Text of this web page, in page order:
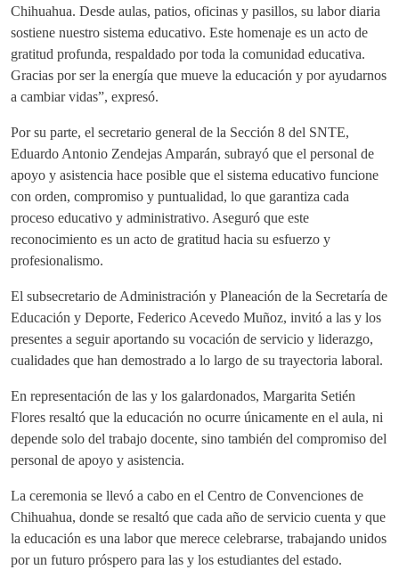
Chihuahua. Desde aulas, patios, oficinas y pasillos, su labor diaria
sostiene nuestro sistema educativo. Este homenaje es un acto de
gratitud profunda, respaldado por toda la comunidad educativa.
Gracias por ser la energía que mueve la educación y por ayudarnos
a cambiar vidas”, expresó.
Por su parte, el secretario general de la Sección 8 del SNTE,
Eduardo Antonio Zendejas Amparán, subrayó que el personal de
apoyo y asistencia hace posible que el sistema educativo funcione
con orden, compromiso y puntualidad, lo que garantiza cada
proceso educativo y administrativo. Aseguró que este
reconocimiento es un acto de gratitud hacia su esfuerzo y
profesionalismo.
El subsecretario de Administración y Planeación de la Secretaría de
Educación y Deporte, Federico Acevedo Muñoz, invitó a las y los
presentes a seguir aportando su vocación de servicio y liderazgo,
cualidades que han demostrado a lo largo de su trayectoria laboral.
En representación de las y los galardonados, Margarita Setién
Flores resaltó que la educación no ocurre únicamente en el aula, ni
depende solo del trabajo docente, sino también del compromiso del
personal de apoyo y asistencia.
La ceremonia se llevó a cabo en el Centro de Convenciones de
Chihuahua, donde se resaltó que cada año de servicio cuenta y que
la educación es una labor que merece celebrarse, trabajando unidos
por un futuro próspero para las y los estudiantes del estado.